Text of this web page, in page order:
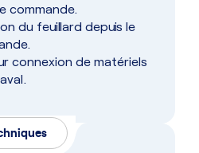
commande.
du feuillard depuis le
connexion de matériels